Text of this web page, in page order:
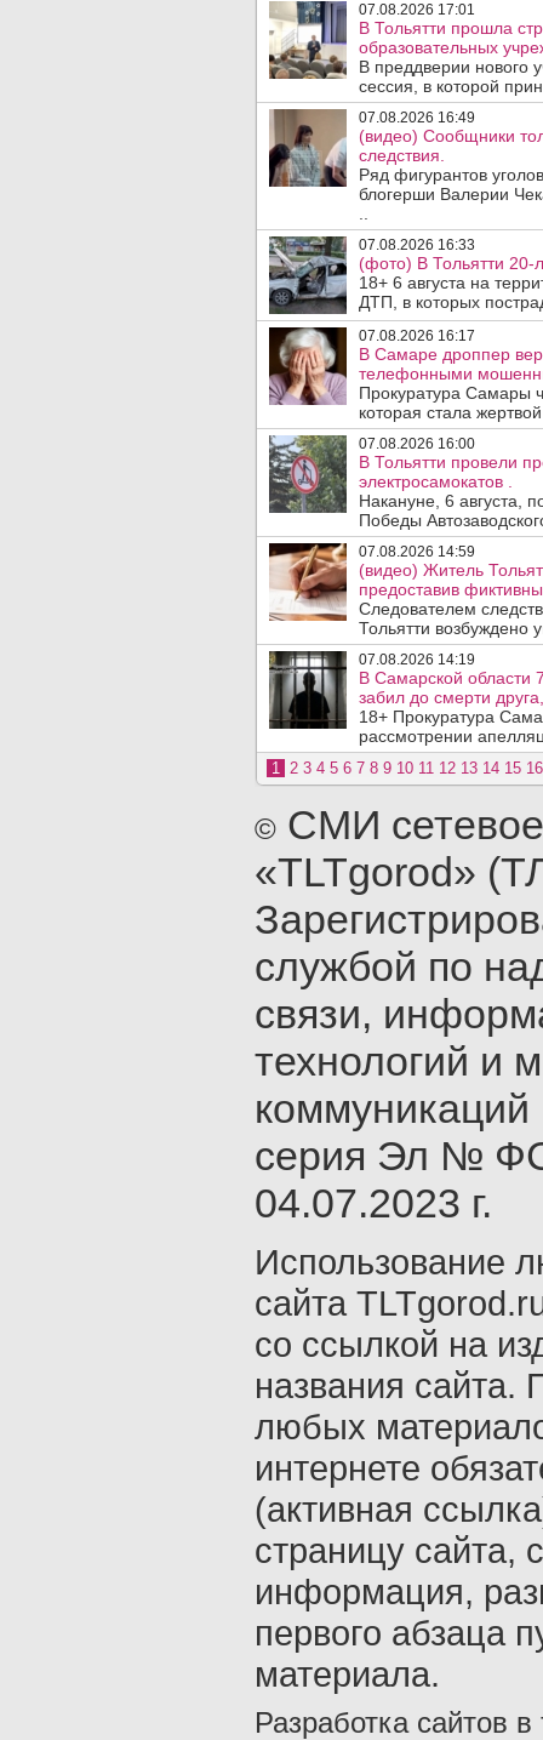
07.08.2026 17:01
В Тольятти прошла
образовательных
В преддверии нового
сессия, в которой
07.08.2026 16:49
(видео) Сообщники
следствия.
Ряд фигурантов
блогерши Валерии
07.08.2026 16:33
(фото) В Тольятти 20-
18+ 6 августа на
ДТП, в которых
07.08.2026 16:17
В Самаре дроппер
телефонными
Прокуратура Самары
которая стала
07.08.2026 16:00
В Тольятти провели
электросамокатов .
Накануне, 6 августа,
Победы
07.08.2026 14:59
(видео) Житель
предоставив
Следователем
Тольятти возбуждено
07.08.2026 14:19
В Самарской области
забил до смерти
18+ Прокуратура
рассмотрении
1 2 3 4 5 6 7 8 9 10 11 12 13 14 15 16
© СМИ
«TLTgorod»
службой по
связи,
технологий и
серия Эл №
04.07.2023 г.
Использование
сайта
со ссылкой на
названия сайта.
любых
интернете
(активная
страницу сайта,
информация,
первого абзаца
материала.
Разработка сайтов в